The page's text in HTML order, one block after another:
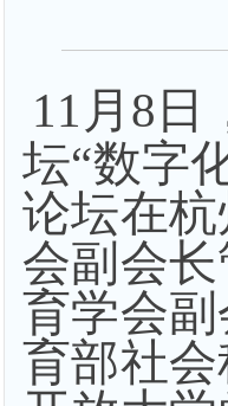
11月8日
坛“数字
论坛在
会副会
育学会
育部社